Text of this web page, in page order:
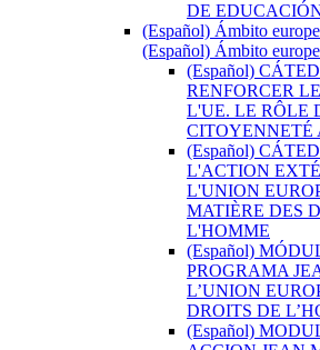
DE
(Español) Ámbito
(Español) Ámbito
(Español)
RENFORCER
L'UE. LE RÔLE
CITOYENNETÉ
(Español)
L'ACTION
L'UNION
MATIÈRE DES
L'HOMME
(Español)
PROGRAMA
L’UNION
DROITS DE
(Español)